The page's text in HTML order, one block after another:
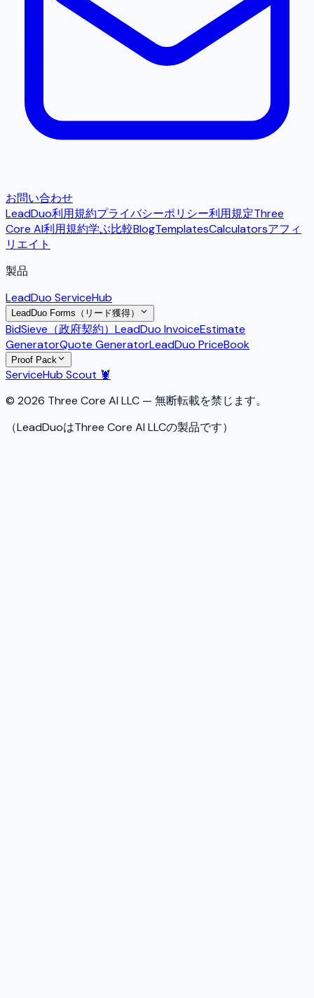
お問い合わせ
LeadDuo利用規約プライバシーポリシー利用規定Three
Core AI利用規約学ぶ比較BlogTemplatesCalculatorsアフィ
リエイト
製品
LeadDuo ServiceHub
LeadDuo Forms（リード獲得）
BidSieve（政府契約） LeadDuo InvoiceEstimate
GeneratorQuote GeneratorLeadDuo PriceBook
Proof Pack
ServiceHub Scout 🦞
© 2026 Three Core AI LLC — 無断転載を禁じます。
（LeadDuoはThree Core AI LLCの製品です）